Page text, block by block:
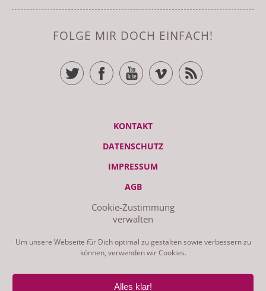
Cookie-Zustimmung
verwalten
Um unsere Webseite für Dich optimal zu gestalten sowie verbessern zu
können, verwenden wir Cookies.
Alles klar!
FOLGE MIR DOCH EINFACH!
TWITTERFACEBOOKYOUTUBEVIMEO RSS FEED
KONTAKT
DATENSCHUTZ
IMPRESSUM
AGB
© ZEITRAUM 2026 | STUDIO - LIEBSCHWITZER STR. 119, 07551
LIEBE